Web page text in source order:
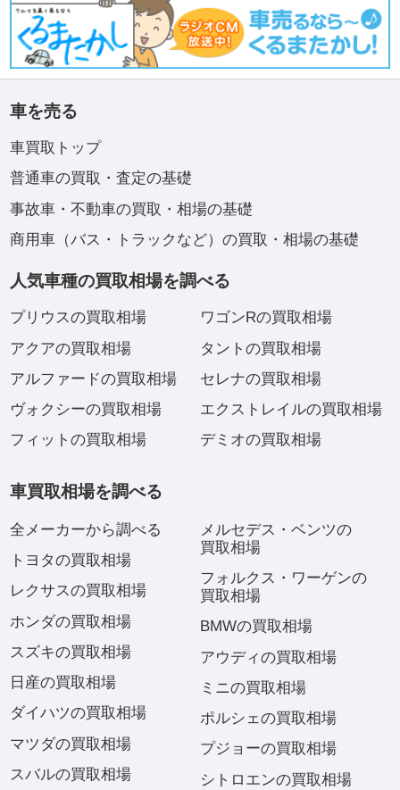
車を売る
車買取トップ
普通車の買取・査定の基礎
事故車・不動車の買取・相場の基礎
商用車（バス・トラックなど）の買取・相場の基礎
人気車種の買取相場を調べる
プリウスの買取相場
アクアの買取相場
アルファードの買取相場
ヴォクシーの買取相場
フィットの買取相場
ワゴンRの買取相場
タントの買取相場
セレナの買取相場
エクストレイルの買取相場
デミオの買取相場
車買取相場を調べる
全メーカーから調べる
トヨタの買取相場
レクサスの買取相場
ホンダの買取相場
スズキの買取相場
日産の買取相場
ダイハツの買取相場
マツダの買取相場
スバルの買取相場
メルセデス・ベンツの
買取相場
フォルクス・ワーゲンの
買取相場
BMWの買取相場
アウディの買取相場
ミニの買取相場
ポルシェの買取相場
プジョーの買取相場
シトロエンの買取相場